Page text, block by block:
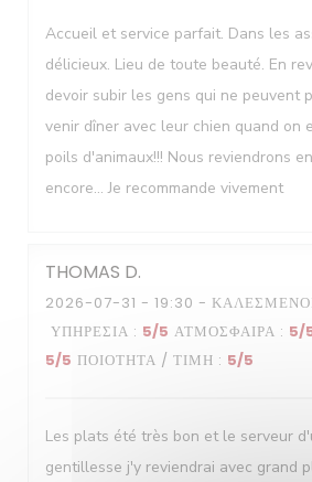
Accueil et service parfait. Dans les
délicieux. Lieu de toute beauté. En
devoir subir les gens qui ne peuvent
venir dîner avec leur chien quand on
poils d'animaux!!! Nous reviendrons
encore... Je recommande vivement
THOMAS D
2026-07-31 - 19:30 -
ΥΠΗΡΕΣΊΑ : 5/5 ΑΤΜΌΣΦΑΙΡΑ : 5/
5/5 ΠΟΙΌΤΗΤΑ / ΤΙΜΉ : 5/5
Les plats été très bon et le serveur
gentillesse j'y reviendrai avec grand